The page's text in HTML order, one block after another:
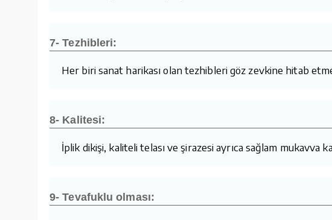
7- Tezhibleri:
Her biri sanat harikası olan tezhibleri göz zevkine hitab
8- Kalitesi:
İplik dikişi, kaliteli telası ve şirazesi ayrıca sağlam mukavva
9- Tevafuklu olması: